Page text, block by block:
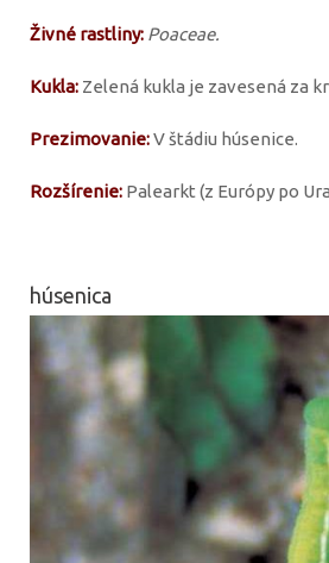
Živné rastliny: Poaceae.
Kukla: Zelená kukla je zavesená za
Prezimovanie:V štádiu húsenice.
Rozšírenie: Palearkt (z Európy po
húsenica